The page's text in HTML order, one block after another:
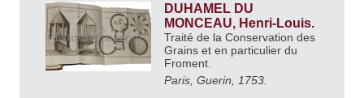
DUHAMEL DU
MONCEAU, Henri-Louis.
Traité de la Conservation des
Grains et en particulier du
Froment.
Paris, Guerin, 1753.